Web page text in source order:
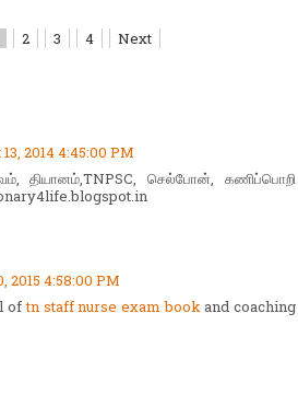
2 3 4 Next
2014 4:45:00 PM
தியானம்,TNPSC, செல்போன், கணிப்பொறி
2015 4:58:00 PM
oftn staff nurse exam bookand coaching